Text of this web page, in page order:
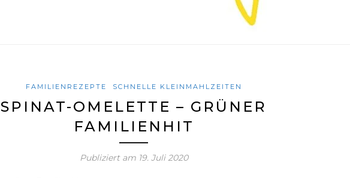
FAMILIENREZEPTE SCHNELLE KLEINMAHLZEITEN
SPINAT-OMELETTE – GRÜNER
FAMILIENHIT
Publiziert am 19. Juli 2020